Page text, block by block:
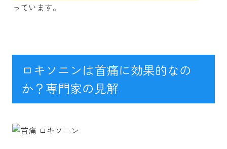
っています。
ロキソニンは首痛に効果的なの
か？専門家の見解